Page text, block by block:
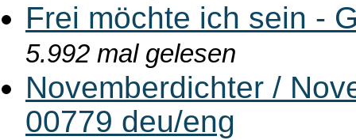
Frei möchte ich sein -
5.992 mal gelesen
Novemberdichter /
00779 deu/eng